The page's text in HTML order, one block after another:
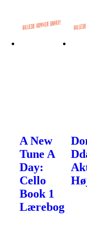
A New
Tune A
Day:
Cello
Book 1
Lærebog